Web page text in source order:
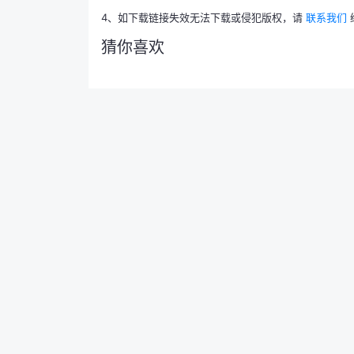
4、如下载链接失效无法下载或侵犯版权，请 联系我们
猜你喜欢